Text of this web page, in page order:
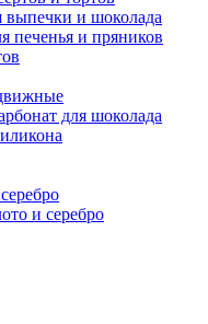
и шоколада
печенья и пряников
для шоколада
и серебро